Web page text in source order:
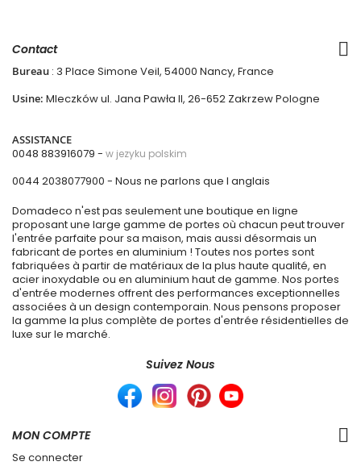
Contact
Bureau : 3 Place Simone Veil, 54000 Nancy, France
Usine: Mleczków ul. Jana Pawła II, 26-652 Zakrzew Pologne
ASSISTANCE
0048 883916079 - w jezyku polskim
0044 2038077900 - Nous ne parlons que l anglais
Domadeco n'est pas seulement une boutique en ligne
proposant une large gamme de portes où chacun peut trouver
l'entrée parfaite pour sa maison, mais aussi désormais un
fabricant de portes en aluminium ! Toutes nos portes sont
fabriquées à partir de matériaux de la plus haute qualité, en
acier inoxydable ou en aluminium haut de gamme. Nos portes
d'entrée modernes offrent des performances exceptionnelles
associées à un design contemporain. Nous pensons proposer
la gamme la plus complète de portes d'entrée résidentielles de
luxe sur le marché.
Suivez Nous
MON COMPTE
Se connecter